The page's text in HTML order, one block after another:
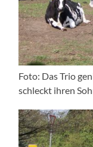
Foto: Das Trio
schleckt ihren